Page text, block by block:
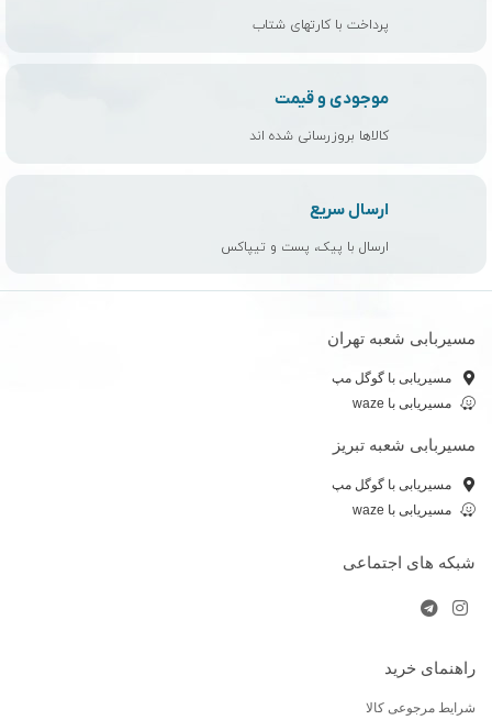
پرداخت با کارتهای شتاب
موجودی و قیمت
کالاها بروزرسانی شده اند
ارسال سریع
ارسال با پیک، پست و تیپاکس
مسیربابی شعبه تهران
مسیریابی با گوگل مپ
مسیریابی با waze
مسیربابی شعبه تبریز
مسیریابی با گوگل مپ
مسیریابی با waze
شبکه های اجتماعی
راهنمای خرید
شرایط مرجوعی کالا